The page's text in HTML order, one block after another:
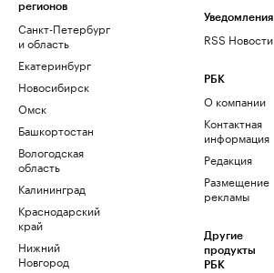
регионов
Санкт-Петербург
и область
Екатеринбург
Новосибирск
Омск
Башкортостан
Вологодская
область
Калининград
Краснодарский
край
Нижний
Новгород
Уведомления
RSS Новости
РБК
О компании
Контактная
информация
Редакция
Размещение
рекламы
Другие
продукты
РБК